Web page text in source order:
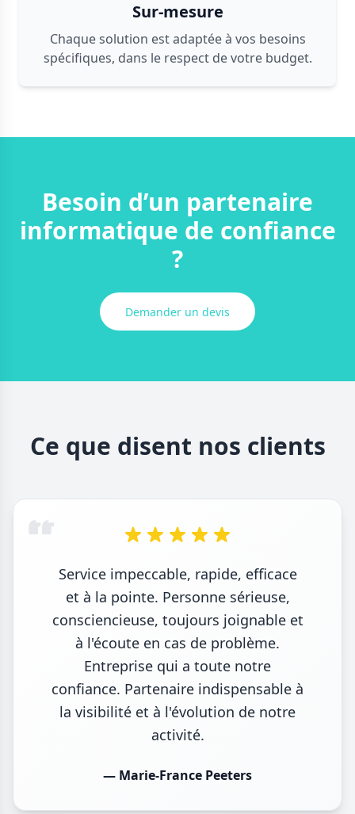
Sur-mesure
Chaque solution est adaptée à vos besoins
spécifiques, dans le respect de votre budget.
Besoin d’un partenaire
informatique de confiance
?
Demander un devis
Ce que disent nos clients
Service impeccable, rapide, efficace
et à la pointe. Personne sérieuse,
consciencieuse, toujours joignable et
à l'écoute en cas de problème.
Entreprise qui a toute notre
confiance. Partenaire indispensable à
la visibilité et à l'évolution de notre
activité.
— Marie-France Peeters